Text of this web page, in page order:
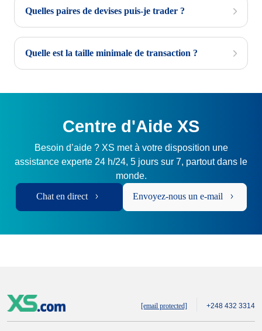
Quelles paires de devises puis-je trader ?
Quelle est la taille minimale de transaction ?
Centre d'Aide XS
Besoin d’aide ? XS met à votre disposition une
assistance experte 24 h/24, 5 jours sur 7, partout dans le
monde.
Chat en direct Envoyez-nous un e-mail
[email protected] +248 432 3314